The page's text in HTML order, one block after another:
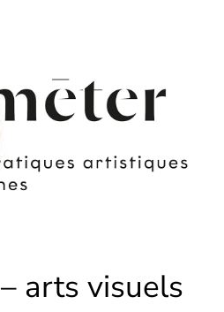
arts visuels